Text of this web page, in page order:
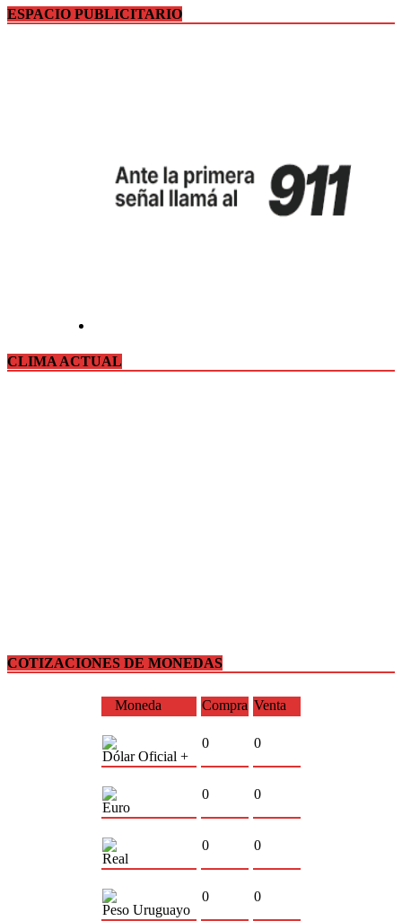
ESPACIO PUBLICITARIO
CLIMA ACTUAL
COTIZACIONES DE MONEDAS
Moneda Compra Venta
Dólar Oficial +
0 0
Euro
0 0
Real
0 0
Peso Uruguayo
0 0